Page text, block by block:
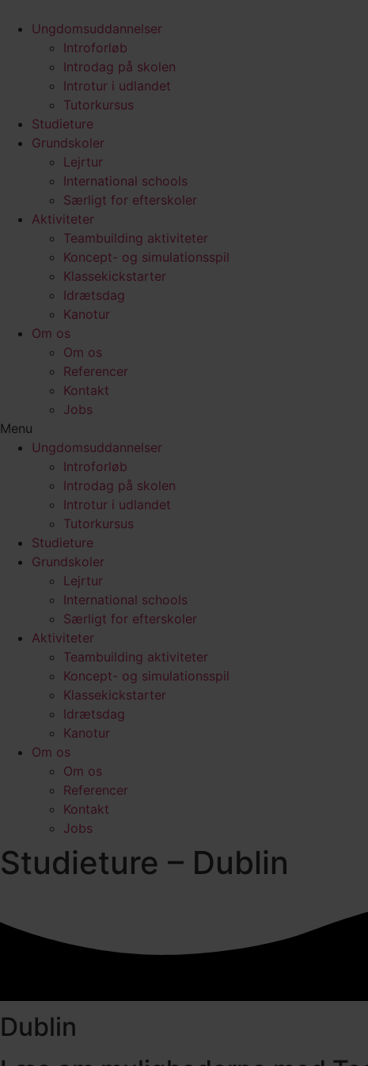
Ungdomsuddannelser
Introforløb
Introdag på skolen
Introtur i udlandet
Tutorkursus
Studieture
Grundskoler
Lejrtur
International schools
Særligt for efterskoler
Aktiviteter
Teambuilding aktiviteter
Koncept- og simulationsspil
Klassekickstarter
Idrætsdag
Kanotur
Om os
Om os
Referencer
Kontakt
Jobs
Menu
Ungdomsuddannelser
Introforløb
Introdag på skolen
Introtur i udlandet
Tutorkursus
Studieture
Grundskoler
Lejrtur
International schools
Særligt for efterskoler
Aktiviteter
Teambuilding aktiviteter
Koncept- og simulationsspil
Klassekickstarter
Idrætsdag
Kanotur
Om os
Om os
Referencer
Kontakt
Jobs
Studieture – Dublin
Dublin